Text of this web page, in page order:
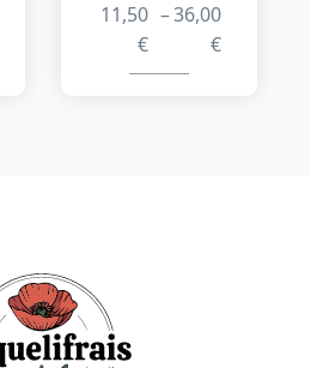
11,50
€
–36,00
€